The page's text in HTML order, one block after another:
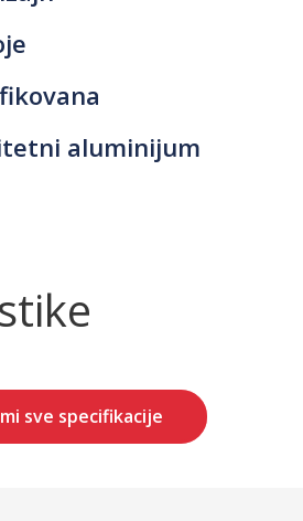
aluminijum
sve specifikacije